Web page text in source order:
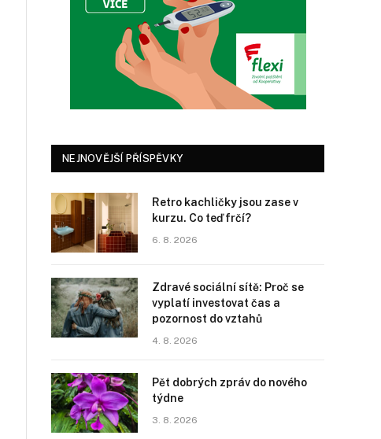
NEJNOVĚJŠÍ PŘÍSPĚVKY
Retro kachličky jsou zase v
kurzu. Co teď frčí?
6. 8. 2026
Zdravé sociální sítě: Proč se
vyplatí investovat čas a
pozornost do vztahů
4. 8. 2026
Pět dobrých zpráv do nového
týdne
3. 8. 2026